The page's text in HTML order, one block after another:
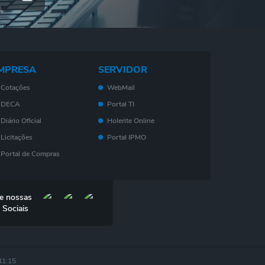
Cotações
DECA
Diário Oficial
Licitações
Portal de Compras
Eletrônica - NF- e
IPTU
DES-IF
SERVIDOR
WebMail
Portal TI
Holerite Online
Portal IPMO
nossas